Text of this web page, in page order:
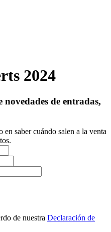
2024
novedades de entradas,
en saber cuándo salen a la venta
de nuestra Declaración de